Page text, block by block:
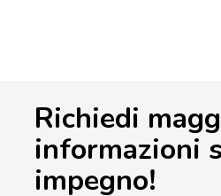
Richiedi
informazioni
impegno!